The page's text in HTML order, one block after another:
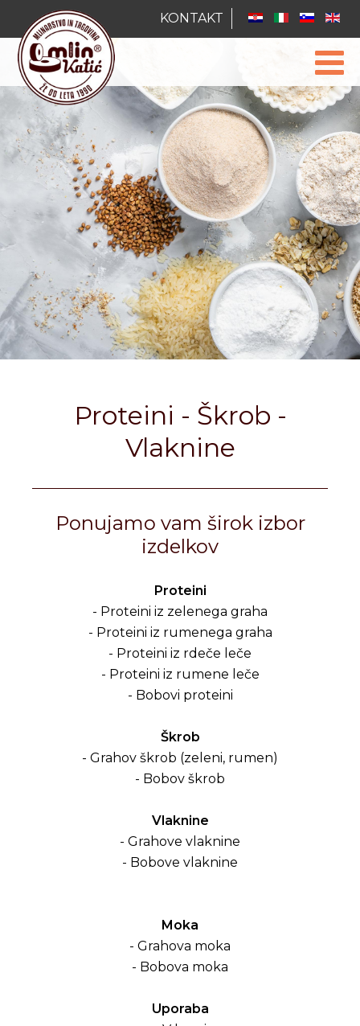
KONTAKT
Proteini - Škrob -
Vlaknine
Ponujamo vam širok izbor
izdelkov
Proteini
- Proteini iz zelenega graha
- Proteini iz rumenega graha
- Proteini iz rdeče leče
- Proteini iz rumene leče
- Bobovi proteini
Škrob
- Grahov škrob (zeleni, rumen)
- Bobov škrob
Vlaknine
- Grahove vlaknine
- Bobove vlaknine
Moka
- Grahova moka
- Bobova moka
Uporaba